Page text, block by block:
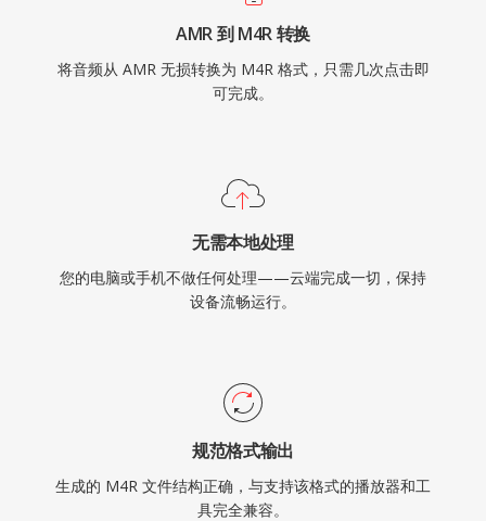
AMR 到 M4R 转换
将音频从 AMR 无损转换为 M4R 格式，只需几次点击即
可完成。
无需本地处理
您的电脑或手机不做任何处理——云端完成一切，保持
设备流畅运行。
规范格式输出
生成的 M4R 文件结构正确，与支持该格式的播放器和工
具完全兼容。